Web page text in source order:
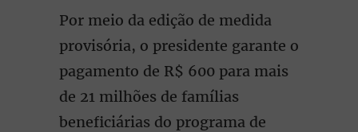
Por meio da edição de medida
provisória, o presidente garante o
pagamento de R$ 600 para mais
de 21 milhões de famílias
beneficiárias do programa de